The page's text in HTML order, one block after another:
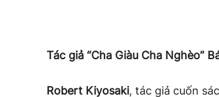
Tác giả “Cha Giàu Cha Nghèo”
Robert Kiyosaki, tác giả cuốn